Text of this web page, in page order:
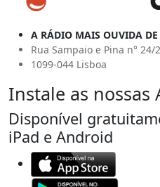
A RÁDIO MAIS OUVIDA DE
Rua Sampaio e Pina n° 24/
1099-044 Lisboa
Instale as nossas
Disponível
iPad e Android